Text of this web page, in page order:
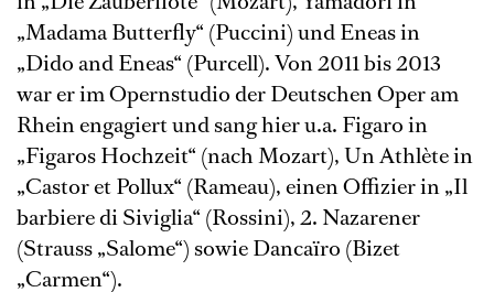
„Madama Butterfly“ (Puccini) und Eneas in
„Dido and Eneas“ (Purcell). Von 2011 bis 2013
war er im Opernstudio der Deutschen Oper am
Rhein engagiert und sang hier u.a. Figaro in
„Figaros Hochzeit“ (nach Mozart), Un Athlète in
„Castor et Pollux“ (Rameau), einen Offizier in „Il
barbiere di Siviglia“ (Rossini), 2. Nazarener
(Strauss „Salome“) sowie Dancaïro (Bizet
„Carmen“).